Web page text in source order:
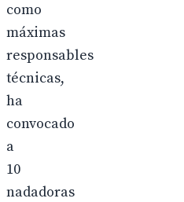
como
máximas
responsables
técnicas,
ha
convocado
a
10
nadadoras